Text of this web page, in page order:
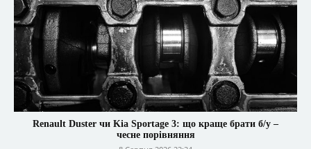
Renault Duster чи Kia Sportage 3: що краще брати б/у –
чесне порівняння